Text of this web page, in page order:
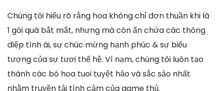
Chúng tôi hiểu rõ rằng hoa không chỉ đơn thuần khi là
1 gói quà bắt mắt, nhưng mà còn ẩn chứa các thông
điệp tình ái, sự chúc mừng hạnh phúc & sự biểu
tượng của sự tươi thế hệ. Vì nạm, chúng tôi luôn tạo
thành các bó hoa tuoi tuyệt hảo và sắc sảo nhất
nhằm truyền tải tình cảm của game thủ.